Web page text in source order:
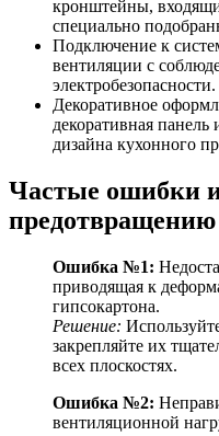
кронштейны,
специально
Подключение к
вентиляции с
электробезопасности.
Декоративное
декоративная
дизайна кухонного
Частые ошибки
предотвращению
Ошибка №1:
приводящая к
гипсокартона.
Решение:
закрепляйте их
всех плоскостях.
Ошибка №2:
вентиляционной